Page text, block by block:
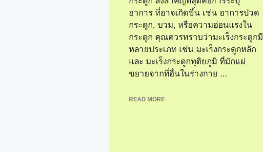
อาการ ที่อาจเกิดขึ้น เช่น อาการปวด
กระดูก, บวม, หรือความอ่อนแรงใน
กระดูก คุณควรทราบว่ามะเร็งกระดูกมี
หลายประเภท เช่น มะเร็งกระดูกหลัก
และ มะเร็งกระดูกทุติยภูมิ ที่มักแผ่
ขยายจากที่อื่นในร่างกาย ...
READ MORE